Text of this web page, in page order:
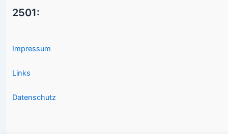
2501:
Impressum
Links
Datenschutz